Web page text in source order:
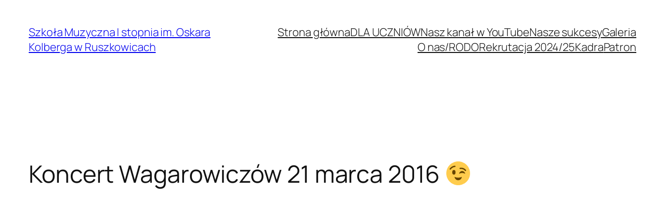
treści
Szkoła Muzyczna I stopnia im. Oskara
Kolberga w Ruszkowicach
Strona głównaDLA UCZNIÓWNasz kanał w YouTubeNasze sukcesyGaleria
O nas/RODORekrutacja 2024/25KadraPatron
Koncert Wagarowiczów 21 marca 2016